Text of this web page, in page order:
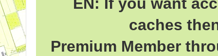
EN: If you want
caches
Premium Member